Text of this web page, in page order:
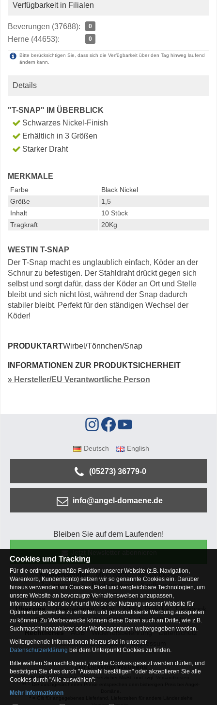
Verfügbarkeit in Filialen
Beverungen (37688): 0
Herne (44653): 0
Bitte berücksichtigen Sie, dass sich die Verfügbarkeit über den Tag hinweg laufend
ändern kann.
Details
"T-SNAP" IM ÜBERBLICK
Schwarzes Nickel-Finish
Erhältlich in 3 Größen
Starker Draht
MERKMALE
Farbe
Black Nickel
Größe
1,5
Inhalt
10 Stück
Tragkraft
20Kg
WESTIN T-SNAP
Der T-Snap macht es unglaublich einfach, Köder an der
Schnur zu befestigen. Der Stahldraht drückt gegen sich
selbst und sorgt dafür, dass der Köder an Ort und Stelle
bleibt und sich nicht löst, während der Snap dadurch
stabiler bleibt. Perfekt für den ständigen Wechsel der
Köder!
PRODUKTARTWirbel/Tönnchen/Snap
INFORMATIONEN ZUR PRODUKTSICHERHEIT
» Hersteller/EU Verantwortliche Person
Deutsch English
(05273) 36779-0
info@angel-domaene.de
Bleiben Sie auf dem Laufenden!
Kundenservice Mein Konto
Versandkosten
Zahlungsarten
Rücksendung
Kaufberatung
Häufige Fragen
Über uns
Unternehmen Blog Jobs & Praktika
Facebook
Osterfeldsee
Archiv Sitemap
Kontaktformular
Rechtliches
AGB Widerrufsbelehrung
Datenschutz
Altbatterie-Entsorgung
Impressum
Zur Desktop Webseite
* = Alle Preisangaben inkl. gesetzlicher MwSt. und zzgl.
Cookies und Tracking
Für die ordnungsgemäße Funktion unserer Website (z.B. Navigation,
Warenkorb, Kundenkonto) setzen wir so genannte Cookies ein. Darüber
hinaus verwenden wir Cookies, Pixel und vergleichbare Technologien, um
unsere Website an bevorzugte Verhaltensweisen anzupassen,
Informationen über die Art und Weise der Nutzung unserer Website für
Optimierungszwecke zu erhalten und personalisierte Werbung ausspielen
zu können. Zu Werbezwecke können diese Daten auch an Dritte, wie z.B.
Suchmaschinenanbieter oder Werbeagenturen weitergegeben werden.
Weitergehende Informationen hierzu sind in unserer
Datenschutzerklärung bei dem Unterpunkt Cookies zu finden.
Bitte wählen Sie nachfolgend, welche Cookies gesetzt werden dürfen, und
bestätigen Sie dies durch "Auswahl bestätigen" oder akzeptieren Sie alle
Cookies durch "Alle auswählen":
Mehr Informationen